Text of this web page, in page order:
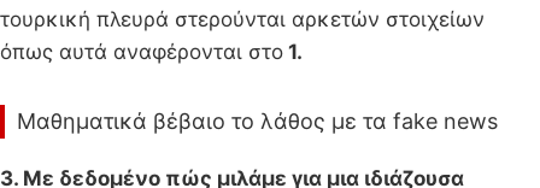
τουρκική πλευρά στερούνται αρκετών στοιχείων
όπως αυτά αναφέρονται στο 1.
Μαθηματικά βέβαιο το λάθος με τα fake news
3. Με δεδομένο πώς μιλάμε για μια ιδιάζουσα